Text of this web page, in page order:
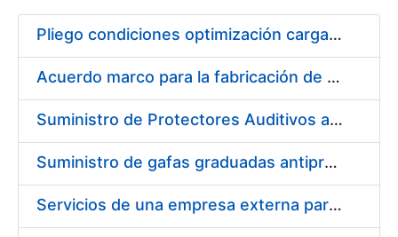
Show/Hide
Pliego condiciones optimización cargas compras firmado
Acuerdo marco para la fabricación de piezas
Suministro de Protectores Auditivos a medida para las personas trabajadoras de los Centros de Trabajo de Madrid y Burgos
Suministro de gafas graduadas antiproyecciones para los trabajadores de la FNMT-RCM en los centros de trabajo de Madrid y Burgos
Servicios de una empresa externa para el asesoramiento y resolución de los recursos de alzada que se presentan relacionados con procesos de selección para la FNMT-RCM